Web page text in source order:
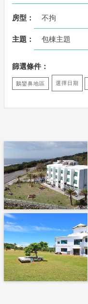
房型： 不拘
主題： 包棟主題
篩選條件：
鵝鑾鼻地區 選擇日期